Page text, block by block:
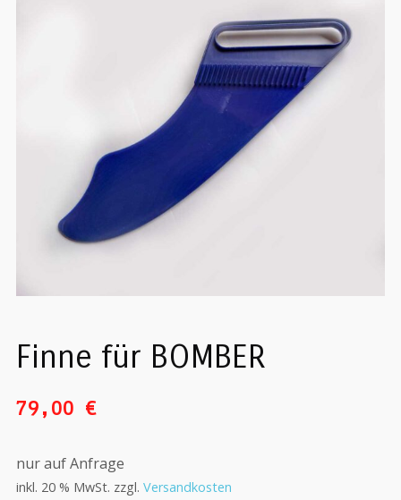
Finne für BOMBER
79,00 €
nur auf Anfrage
inkl. 20 % MwSt. zzgl. Versandkosten